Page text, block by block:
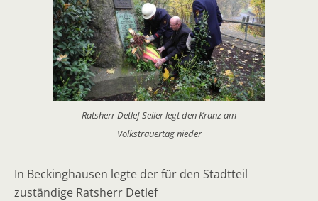
Ratsherr Detlef Seiler legt den Kranz am
Volkstrauertag nieder
In Beckinghausen legte der für den Stadtteil
zuständige Ratsherr Detlef